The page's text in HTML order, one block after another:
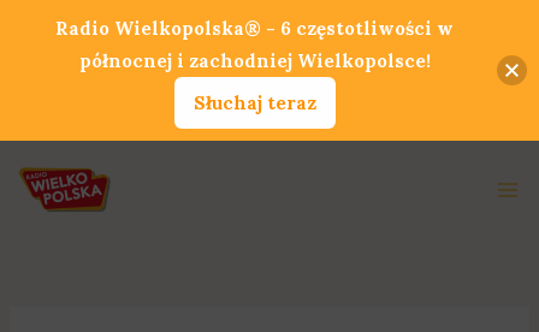
Radio Wielkopolska® - 6 częstotliwości w
północnej i zachodniej Wielkopolsce!
Słuchaj teraz